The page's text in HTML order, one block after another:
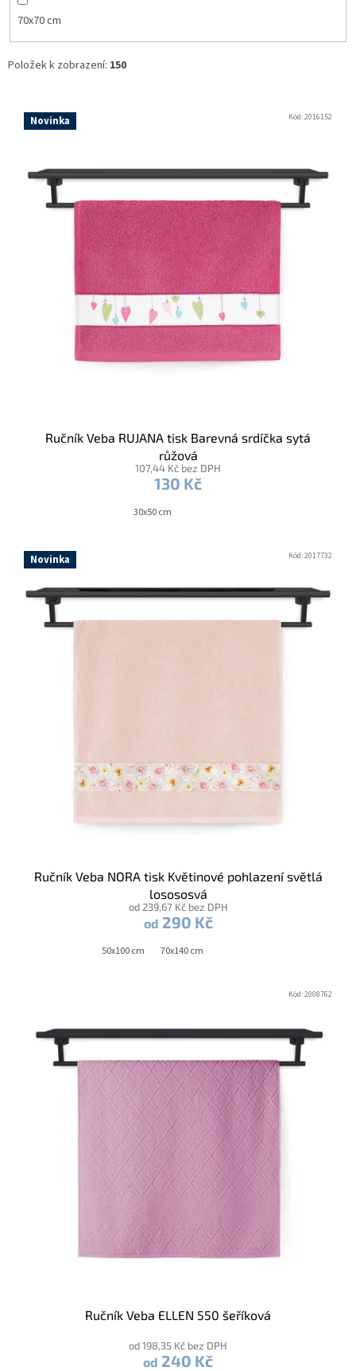
70x70 cm
Položek k zobrazení: 150
Novinka
Ručník Veba RUJANA tisk Barevná srdíčka sytá
růžová
107,44 Kč bez DPH
130 Kč
30x50 cm
Kód:2016152
Novinka
Ručník Veba NORA tisk Květinové pohlazení světlá
losososvá
od 239,67 Kč bez DPH
od 290 Kč
50x100 cm 70x140 cm
Kód:2017732
Ručník Veba ELLEN 550 šeříková
od 198,35 Kč bez DPH
od 240 Kč
Kód:2008762